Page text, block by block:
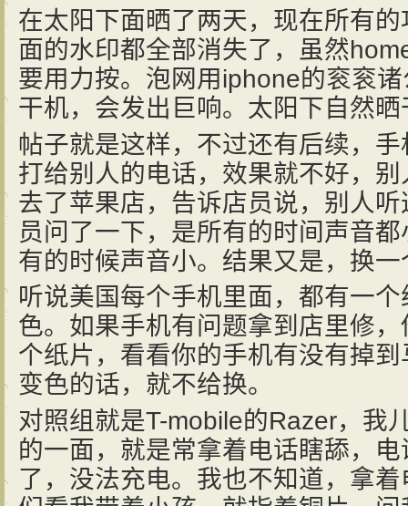
在太阳下面晒了两天，现在所有
面的水印都全部消失了，虽然
要用力按。泡网用iphone的衮衮
干机，会发出巨响。太阳下自然
帖子就是这样，不过还有后续，
打给别人的电话，效果就不好，
去了苹果店，告诉店员说，别人
员问了一下，是所有的时间声音
有的时候声音小。结果又是，换
听说美国每个手机里面，都有一
色。如果手机有问题拿到店里修
个纸片，看看你的手机有没有掉
变色的话，就不给换。
对照组就是T-mobile的Razer，我
的一面，就是常拿着电话瞎舔，
了，没法充电。我也不知道，拿